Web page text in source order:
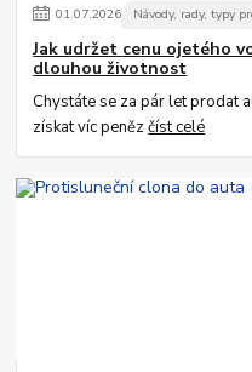
01.07.2026 Návody, rady, typy
Jak udržet cenu ojetého
dlouhou životnost
Chystáte se za pár let prodat
získat víc penězčíst celé